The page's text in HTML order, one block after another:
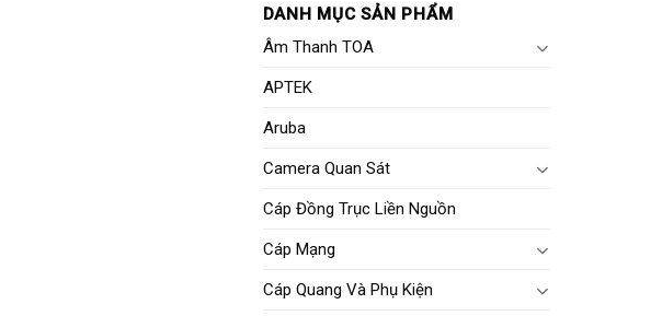
DANH MỤC SẢN PHẨM
Âm Thanh TOA
APTEK
Aruba
Camera Quan Sát
Cáp Đồng Trục Liền Nguồn
Cáp Mạng
Cáp Quang Và Phụ Kiện